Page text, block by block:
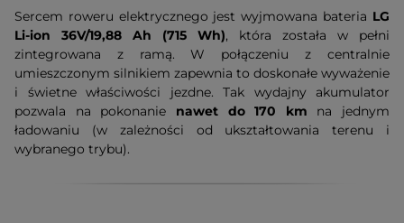
Sercem roweru elektrycznego jest wyjmowana bateria LG
Li-ion 36V/19,88 Ah (715 Wh), która została w pełni
zintegrowana z ramą. W połączeniu z centralnie
umieszczonym silnikiem zapewnia to doskonałe wyważenie
i świetne właściwości jezdne. Tak wydajny akumulator
pozwala na pokonanie nawet do 170 km na jednym
ładowaniu (w zależności od ukształtowania terenu i
wybranego trybu).